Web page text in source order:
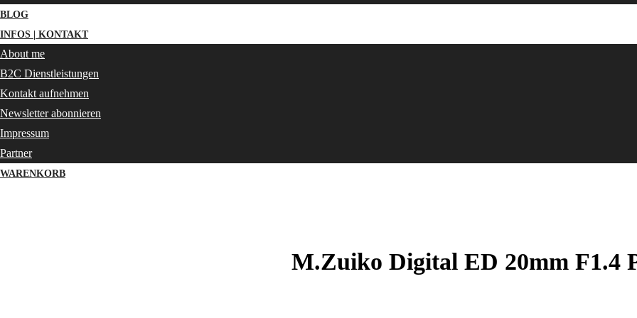
BLOG
INFOS | KONTAKT
About me
B2C Dienstleistungen
Kontakt aufnehmen
Newsletter abonnieren
Impressum
Partner
WARENKORB
M.Zuiko Digital ED 20mm F1.4